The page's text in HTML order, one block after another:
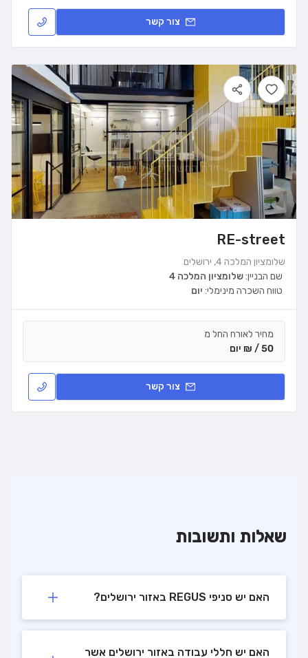
צור קשר
RE-street
שלומציון המלכה 4, ירושלים
שם הבניין:שלומציון המלכה 4
טווח השכרה מינימלי: יום
מחיר לאורח החל מ
50 / ₪ יום
צור קשר
שאלות ותשובות
האם יש סניפי REGUS באזור ירושלים?
האם יש חללי עבודה באזור ירושלים אשר